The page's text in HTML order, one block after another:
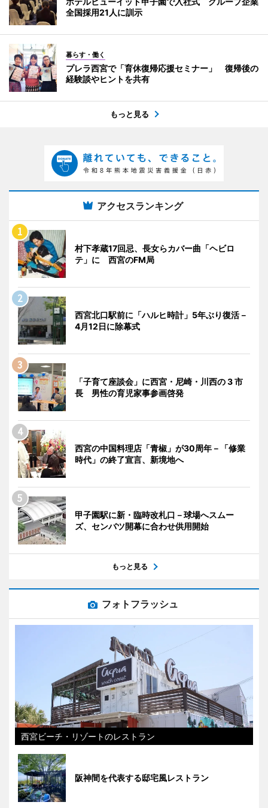
全国採用21人に訓示
暮らす・働く
プレラ西宮で「育休復帰応援セミナー」 復帰後の
経験談やヒントを共有
もっと見る
アクセスランキング
村下孝蔵17回忌、長女らカバー曲「ヘビロ
テ」に 西宮のFM局
西宮北口駅前に「ハルヒ時計」5年ぶり復活－
4月12日に除幕式
「子育て座談会」に西宮・尼崎・川西の 3 市
長 男性の育児家事参画啓発
西宮の中国料理店「青椒」が30周年－「修業
時代」の終了宣言、新境地へ
甲子園駅に新・臨時改札口－球場へスムー
ズ、センバツ開幕に合わせ供用開始
もっと見る
フォトフラッシュ
西宮ビーチ・リゾートのレストラン
阪神間を代表する邸宅風レストラン